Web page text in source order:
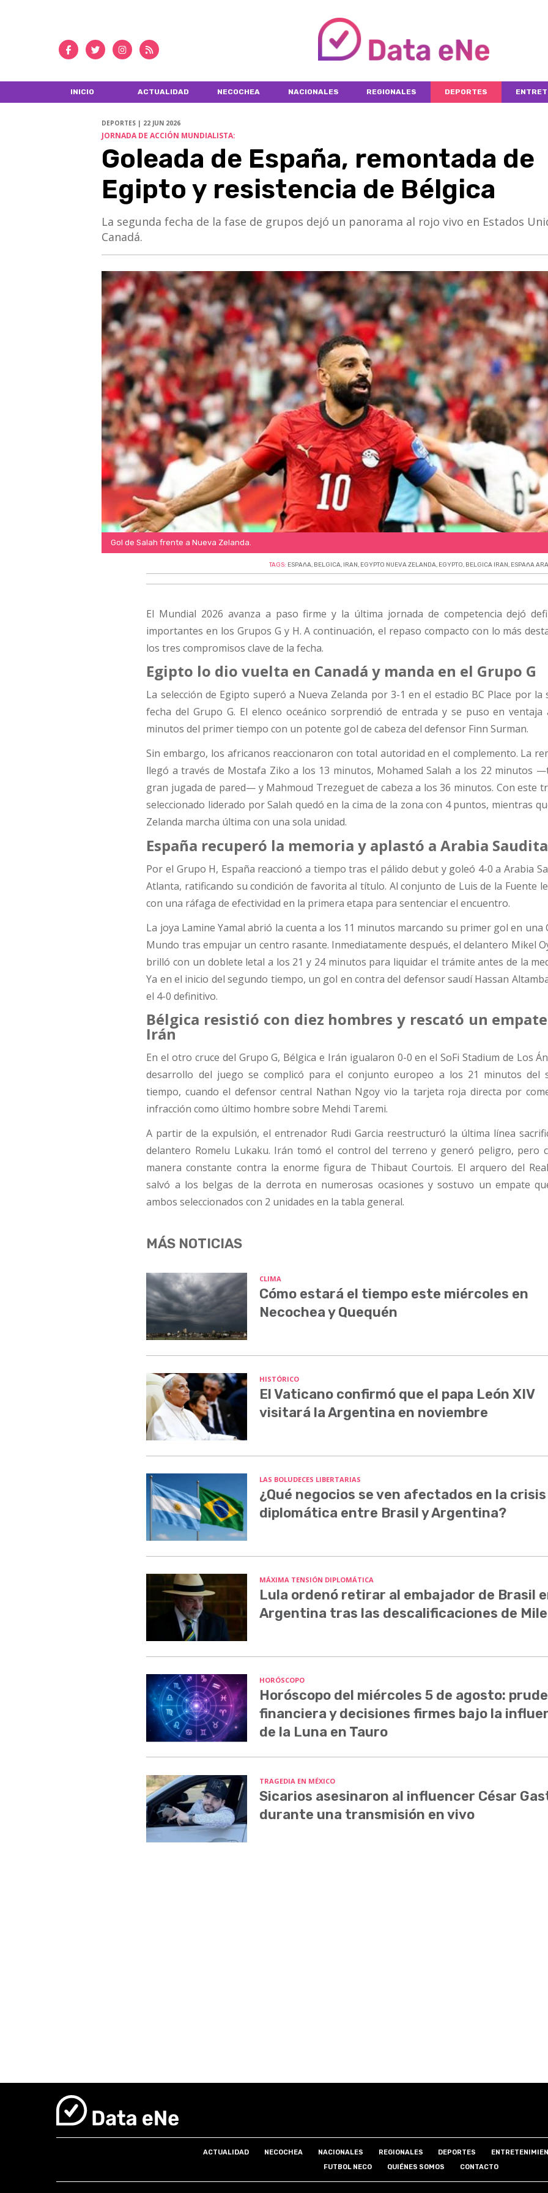
INICIO ACTUALIDAD NECOCHEA NACIONALES REGIONALES DEPORTES
DEPORTES | 22 JUN 2026
JORNADA DE ACCIÓN MUNDIALISTA:
Goleada de España, remontada de
Egipto y resistencia de Bélgica
​​​​​​​La segunda fecha de la fase de grupos dejó un panorama al rojo vivo en Estados
Canadá.
Gol de Salah frente a Nueva Zelanda.
TAGS: ESPAñA, BELGICA, IRAN, EGYPTO NUEVA ZELANDA, EGYPTO, BELGICA IRAN, ESPAñA
El Mundial 2026 avanza a paso firme y la última jornada de competencia dejó
importantes en los Grupos G y H. A continuación, el repaso compacto con lo más
los tres compromisos clave de la fecha.
Egipto lo dio vuelta en Canadá y manda en el Grupo G
La selección de Egipto superó a Nueva Zelanda por 3-1 en el estadio BC Place por la
fecha del Grupo G. El elenco oceánico sorprendió de entrada y se puso en ventaja
minutos del primer tiempo con un potente gol de cabeza del defensor Finn Surman.
Sin embargo, los africanos reaccionaron con total autoridad en el complemento. La
llegó a través de Mostafa Ziko a los 13 minutos, Mohamed Salah a los 22 minutos
gran jugada de pared— y Mahmoud Trezeguet de cabeza a los 36 minutos. Con este
seleccionado liderado por Salah quedó en la cima de la zona con 4 puntos, mientras
Zelanda marcha última con una sola unidad.
España recuperó la memoria y aplastó a Arabia Saudita
Por el Grupo H, España reaccionó a tiempo tras el pálido debut y goleó 4-0 a Arabia
Atlanta, ratificando su condición de favorita al título. Al conjunto de Luis de la Fuente
con una ráfaga de efectividad en la primera etapa para sentenciar el encuentro.
La joya Lamine Yamal abrió la cuenta a los 11 minutos marcando su primer gol en una
Mundo tras empujar un centro rasante. Inmediatamente después, el delantero Mikel
brilló con un doblete letal a los 21 y 24 minutos para liquidar el trámite antes de la
Ya en el inicio del segundo tiempo, un gol en contra del defensor saudí Hassan
el 4-0 definitivo.
Bélgica resistió con diez hombres y rescató un
Irán
En el otro cruce del Grupo G, Bélgica e Irán igualaron 0-0 en el SoFi Stadium de Los
desarrollo del juego se complicó para el conjunto europeo a los 21 minutos del
tiempo, cuando el defensor central Nathan Ngoy vio la tarjeta roja directa por
infracción como último hombre sobre Mehdi Taremi.
A partir de la expulsión, el entrenador Rudi Garcia reestructuró la última línea
delantero Romelu Lukaku. Irán tomó el control del terreno y generó peligro, pero
manera constante contra la enorme figura de Thibaut Courtois. El arquero del
salvó a los belgas de la derrota en numerosas ocasiones y sostuvo un empate
ambos seleccionados con 2 unidades en la tabla general.
MÁS NOTICIAS
CLIMA
Cómo estará el tiempo este miércoles en
Necochea y Quequén
HISTÓRICO
El Vaticano confirmó que el papa León XIV
visitará la Argentina en noviembre
LAS BOLUDECES LIBERTARIAS
¿Qué negocios se ven afectados en la crisis
diplomática entre Brasil y Argentina?
MÁXIMA TENSIÓN DIPLOMÁTICA
Lula ordenó retirar al embajador de Brasil
Argentina tras las descalificaciones de
HORÓSCOPO
Horóscopo del miércoles 5 de agosto:
financiera y decisiones firmes bajo la
de la Luna en Tauro
TRAGEDIA EN MÉXICO
Sicarios asesinaron al influencer César
durante una transmisión en vivo
ACTUALIDAD NECOCHEA NACIONALES REGIONALES DEPORTES
FUTBOL NECO
QUIÉNES SOMOS CONTACTO